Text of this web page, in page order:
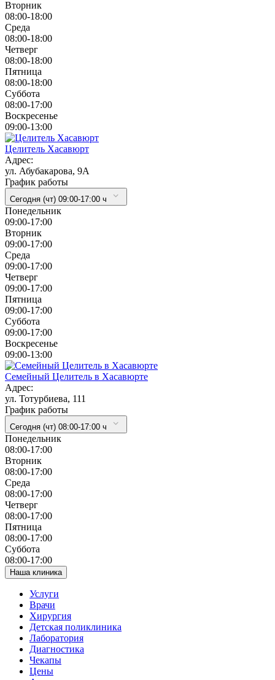
Вторник
08:00-18:00
Cреда
08:00-18:00
Четверг
08:00-18:00
Пятница
08:00-18:00
Суббота
08:00-17:00
Воскресенье
09:00-13:00
Целитель Хасавюрт
Адрес:
ул. Абубакарова, 9А
График работы
Сегодня (чт) 09:00-17:00 ч
Понедельник
09:00-17:00
Вторник
09:00-17:00
Cреда
09:00-17:00
Четверг
09:00-17:00
Пятница
09:00-17:00
Суббота
09:00-17:00
Воскресенье
09:00-13:00
Семейный Целитель в Хасавюрте
Адрес:
ул. Тотурбиева, 111
График работы
Сегодня (чт) 08:00-17:00 ч
Понедельник
08:00-17:00
Вторник
08:00-17:00
Cреда
08:00-17:00
Четверг
08:00-17:00
Пятница
08:00-17:00
Суббота
08:00-17:00
Наша клиника
Услуги
Врачи
Хирургия
Детская поликлиника
Лаборатория
Диагностика
Чекапы
Цены